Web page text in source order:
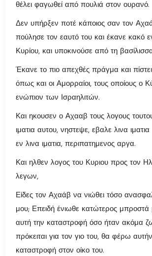
θέλει φαγωθεί από πουλιά στον ουρανό.
Δεν υπήρξεν ποτέ κάποιος σαν τον
πούλησε τον εαυτό του και έκανε κακό
Κυρίου, και υποκινούσε από τη
Έκανε το πιο απεχθές πράγμα και
όπως και οι Αμορραίοι, τους οποίους ο
ενώπιον των Ισραηλιτών.
Και ηκουσεν ο Αχααβ τους λογους
ιματια αυτου, νηστεψε, εβαλε λινα ιματια
εν λινα ιματια, περιπατημενος αργα.
Και ηλθεν λογος του Κυριου προς τον
λεγων,
Είδες τον Αχαάβ να νιώθει τόσο
μου; Επειδή ένιωθε κατώτερος
αυτή την καταστροφή όσο ήταν ακόμα
πρόκειται για τον γιο του, θα φέρω
καταστροφή στον οίκο του.